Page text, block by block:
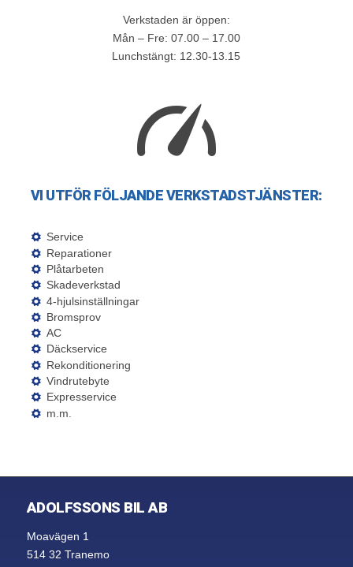
Verkstaden är öppen:
Mån – Fre: 07.00 – 17.00
Lunchstängt: 12.30-13.15
VI UTFÖR FÖLJANDE VERKSTADSTJÄNSTER:
Service
Reparationer
Plåtarbeten
Skadeverkstad
4-hjulsinställningar
Bromsprov
AC
Däckservice
Rekonditionering
Vindrutebyte
Expresservice
m.m.
ADOLFSSONS BIL AB
Moavägen 1
514 32 Tranemo